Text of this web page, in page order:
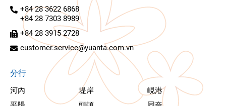
+84 28 3622 6868
+84 28 7303 8989
+84 28 3915 2728
customer.service@yuanta.com.vn
分行
河內 堤岸
峴港